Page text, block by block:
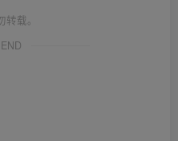
很显然不满意“不是故意
载。